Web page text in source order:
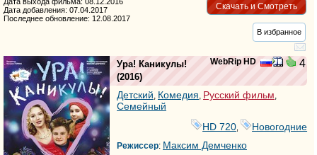
Скачать и Смотреть
Дата добавления: 07.04.2017
Последнее обновление: 12.08.2017
В избранное
WebRip HD 4
Ура! Каникулы!
(2016)
Детский, Комедия, Русский фильм,
Семейный
HD 720
Новогодние
Режиссер: Максим Демченко